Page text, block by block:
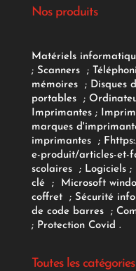
Nos produits
Matériels
; Scanners ;
mémoires
; Disques
portables
;
Imprimantes;
marques
imprimantes
; F
e-produit/articles-et-
scolaires; Logiciels ;
clé
; Microsoft
coffret ; Sécurité
de code barres
;
; Protection Covid .
Toutes les catégories